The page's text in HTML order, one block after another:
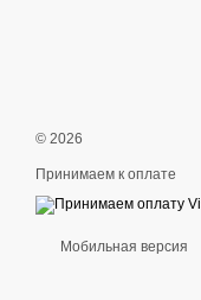
© 2026
Принимаем к оплате
Мобильная версия